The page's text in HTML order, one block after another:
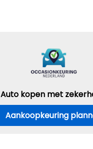
Auto kopen met
Aankoopkeuring